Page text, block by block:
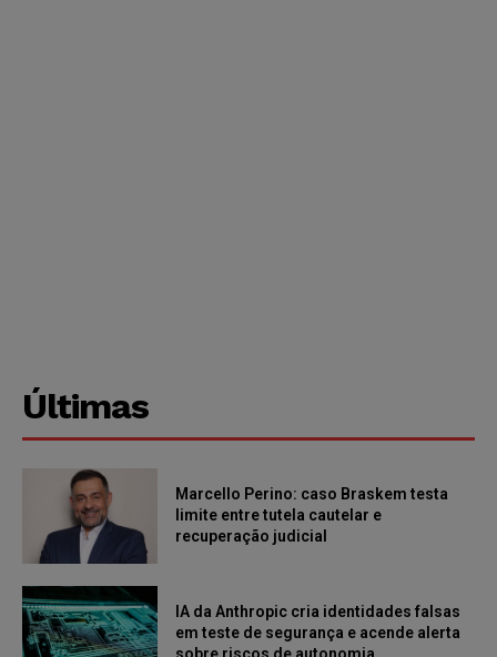
Últimas
Marcello Perino: caso Braskem testa
limite entre tutela cautelar e
recuperação judicial
IA da Anthropic cria identidades falsas
em teste de segurança e acende alerta